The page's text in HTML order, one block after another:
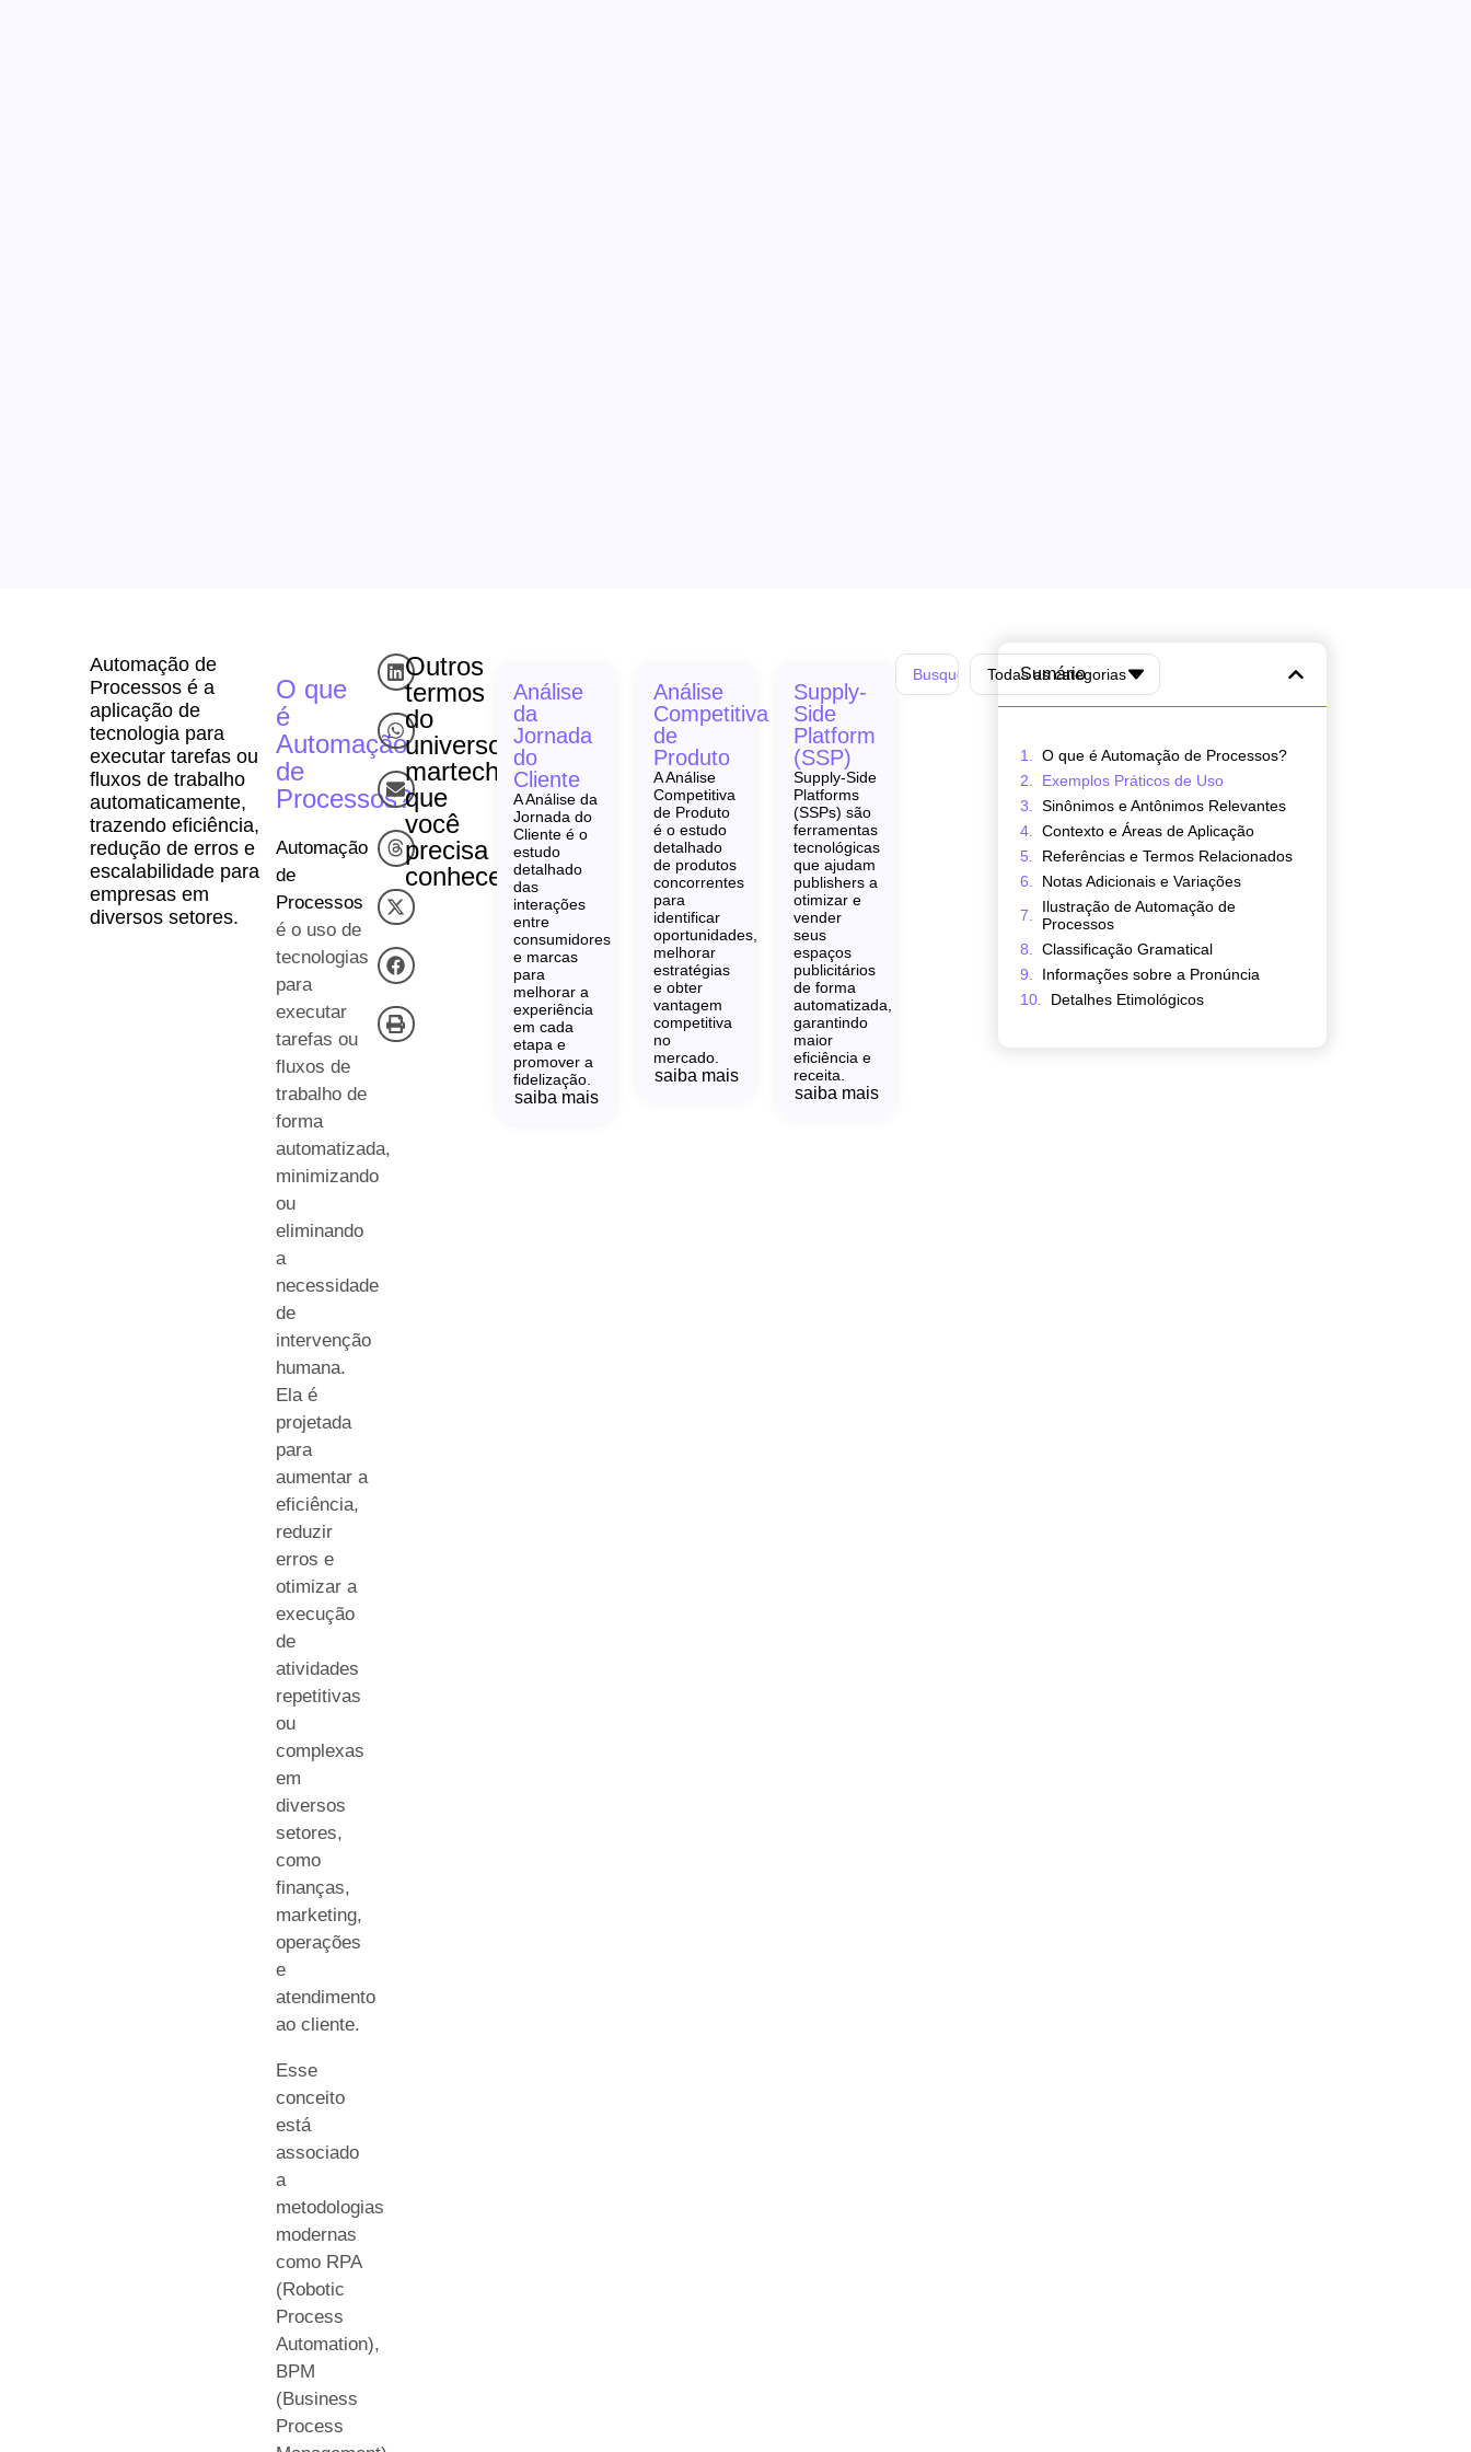
Automação de
Processos é a
aplicação de
tecnologia para
executar tarefas ou
fluxos de trabalho
automaticamente,
trazendo eficiência,
redução de erros e
escalabilidade para
empresas em
diversos setores.
O que
é
Automação
de
Processos?
Automação
de
Processos
é o uso de
tecnologias
para
executar
tarefas ou
fluxos de
trabalho de
forma
automatizada,
minimizando
ou
eliminando
a
necessidade
de
intervenção
humana.
Ela é
projetada
para
aumentar a
eficiência,
reduzir
erros e
otimizar a
execução
de
atividades
repetitivas
ou
complexas
em
diversos
setores,
como
finanças,
marketing,
operações
e
atendimento
ao cliente.
Esse
conceito
está
associado
a
metodologias
modernas
como RPA
(Robotic
Process
Automation),
BPM
(Business
Process
Outros
termos
do
universo
martech
que
você
precisa
conhecer!
Análise
da
Jornada
do
Cliente
A Análise da
Jornada do
Cliente é o
estudo
detalhado
das
interações
entre
consumidores
e marcas
para
melhorar a
experiência
em cada
etapa e
promover a
fidelização.
saiba mais
Análise
Competitiva
de
Produto
A Análise
Competitiva
de Produto
é o estudo
detalhado
de produtos
concorrentes
para
identificar
oportunidades,
melhorar
estratégias
e obter
vantagem
competitiva
no
mercado.
saiba mais
Supply-
Side
Platform
(SSP)
Supply-Side
Platforms
(SSPs) são
ferramentas
tecnológicas
que ajudam
publishers a
otimizar e
vender
seus
espaços
publicitários
de forma
automatizada,
garantindo
maior
eficiência e
receita.
saiba mais
Todas as categorias
Sumário
O que é Automação de Processos?
Exemplos Práticos de Uso
Sinônimos e Antônimos Relevantes
Contexto e Áreas de Aplicação
Referências e Termos Relacionados
Notas Adicionais e Variações
Ilustração de Automação de
Processos
Classificação Gramatical
Informações sobre a Pronúncia
Detalhes Etimológicos